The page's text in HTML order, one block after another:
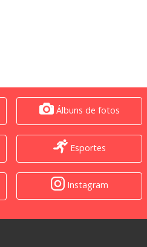
Álbuns de fotos
Esportes
Instagram